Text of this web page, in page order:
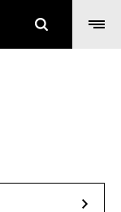
Rechercher